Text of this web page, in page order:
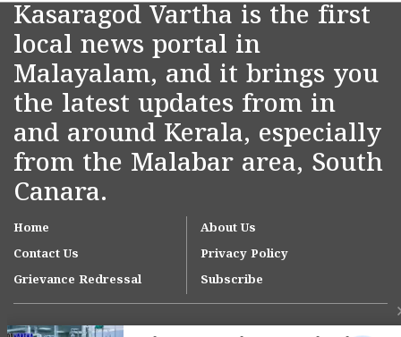
Kasaragod Vartha is the first
local news portal in
Malayalam, and it brings you
the latest updates from in
and around Kerala, especially
from the Malabar area, South
Canara.
Home
About Us
Contact Us
Privacy Policy
Grievance Redressal
Subscribe